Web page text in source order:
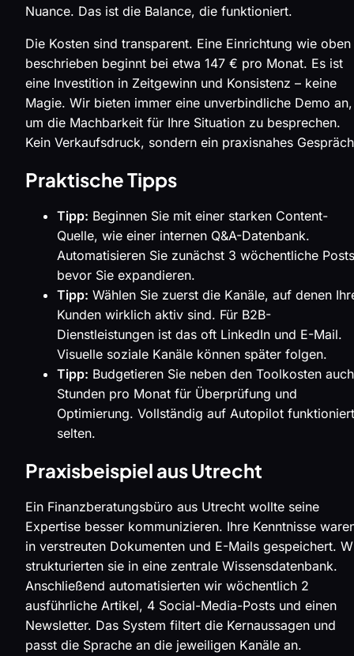
Nuance. Das ist die Balance, die funktioniert.
Die Kosten sind transparent. Eine Einrichtung wie oben
beschrieben beginnt bei etwa 147 € pro Monat. Es ist
eine Investition in Zeitgewinn und Konsistenz – keine
Magie. Wir bieten immer eine unverbindliche Demo an,
um die Machbarkeit für Ihre Situation zu besprechen.
Kein Verkaufsdruck, sondern ein praxisnahes
Praktische Tipps
Tipp: Beginnen Sie mit einer starken Content-
Quelle, wie einer internen Q&A-Datenbank.
Automatisieren Sie zunächst 3 wöchentliche
bevor Sie expandieren.
Tipp: Wählen Sie zuerst die Kanäle, auf denen
Kunden wirklich aktiv sind. Für B2B-
Dienstleistungen ist das oft LinkedIn und E-Mail.
Visuelle soziale Kanäle können später folgen.
Tipp: Budgetieren Sie neben den Toolkosten
Stunden pro Monat für Überprüfung und
Optimierung. Vollständig auf Autopilot funktioniert
selten.
Praxisbeispiel aus Utrecht
Ein Finanzberatungsbüro aus Utrecht wollte seine
Expertise besser kommunizieren. Ihre Kenntnisse
in verstreuten Dokumenten und E-Mails gespeichert.
strukturierten sie in eine zentrale Wissensdatenbank.
Anschließend automatisierten wir wöchentlich 2
ausführliche Artikel, 4 Social-Media-Posts und einen
Newsletter. Das System filtert die Kernaussagen und
passt die Sprache an die jeweiligen Kanäle an.